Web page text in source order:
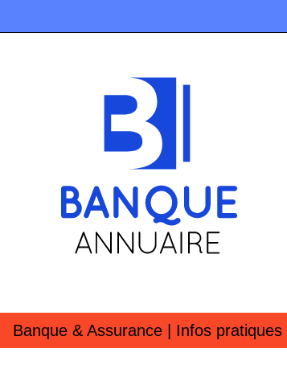
Banque & Assurance | Infos pratiques